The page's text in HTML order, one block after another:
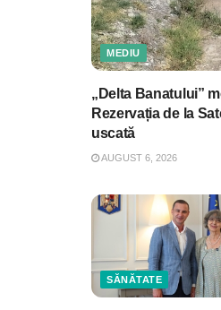
MEDIU
„Delta Banatului”
Rezervația de la
uscată
AUGUST 6, 2026
SĂNĂTATE